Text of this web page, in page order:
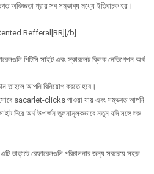
অভিজ্ঞতা প্রায় সব সম্ভাব্য মধ্যে ইতিবাচক হয়।
Rented Refferal[RR][/b]
পিটিসি সাইট এবং স্কারলেট ক্লিক নেভিগেশন অর্থ
তাহলে আপনি বিনিয়োগ করতে হবে।
sacarlet-clicks পাওয়া যায় এবং সম্ভবত আপনি
দিয়ে অর্থ উপার্জন তুলনামূলকভাবে নতুন যদি সঙ্গে শুরু
ভাড়াটে রেফারেলগুলি পরিচালনার জন্য সবচেয়ে সহজ